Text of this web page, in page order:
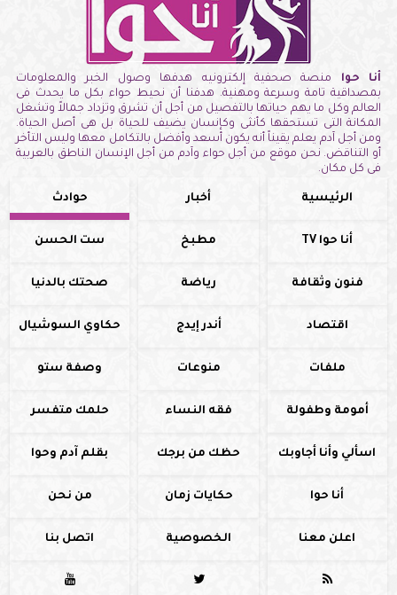
أنا حوا منصة صحفية إلكترونيه هدفها وصول الخبر والمعلومات
بمصداقية تامة وسرعة ومهنية. هدفنا أن نحيط حواء بكل ما يحدث فى
العالم وكل ما يهم حياتها بالتفصيل من أجل أن تشرق وتزداد جمالاً وتشغل
المكانة التى تستحقها كأنثى وكإنسان يضيف للحياة بل هى أصل الحياة.
ومن أجل آدم يعلم يقيناً أنه يكون أسعد وأفضل بالتكامل معها وليس التأخر
أو التناقض. نحن موقع من أجل حواء وآدم من أجل الإنسان الناطق بالعربية
فى كل مكان.
الرئيسية أخبار حوادث
أنا حوا TV مطبخ ست الحسن
فنون وثقافة رياضة صحتك بالدنيا
اقتصاد أندر إيدج حكاوي السوشيال
ملفات منوعات وصفة ستو
أمومة وطفولة فقه النساء حلمك متفسر
اسألي وأنا أجاوبك حظك من برجك بقلم آدم وحوا
أنا حوا حكايات زمان من نحن
اعلن معنا الخصوصية اتصل بنا


